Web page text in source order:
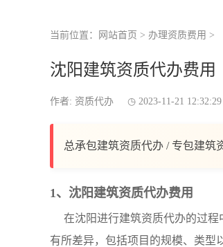
当前位置： 网站首页 > 办理资质费用 >
沈阳建筑资质代办费用
作者: 资质代办 2023-11-21 12:32:29
总承包建筑资质代办 / 专包建筑
1、沈阳建筑资质代办费用
在沈阳进行建筑资质代办的过
有所差异，包括项目的规模、类型